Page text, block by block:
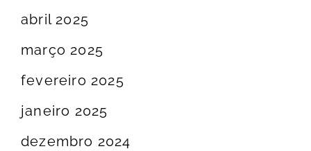
abril 2025
março 2025
fevereiro 2025
janeiro 2025
dezembro 2024